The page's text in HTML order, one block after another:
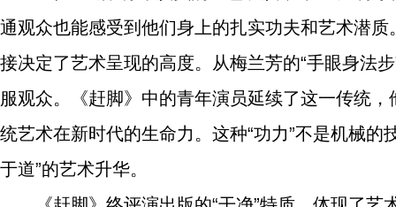
通观众也能感受到他们身上的扎实功夫和艺术潜
接决定了艺术呈现的高度。从梅兰芳的“手眼身法
服观众。《赶脚》中的青年演员延续了这一传统
统艺术在新时代的生命力。这种“功力”不是机械
于道”的艺术升华。